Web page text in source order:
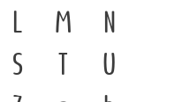
L M
N
S T
U